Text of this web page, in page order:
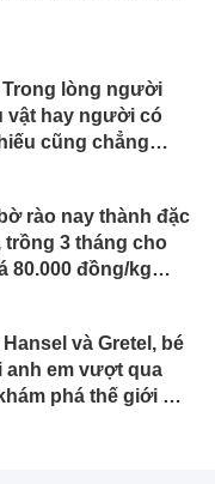
Trong lòng người
vật hay người có
cũng chẳng
rào nay thành đặc
trồng 3 tháng cho
80.000 đồng/kg
và Gretel, bé
anh em vượt qua
phá thế giới cổ